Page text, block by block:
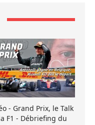
- Grand Prix, le Talk
F1 - Débriefing du